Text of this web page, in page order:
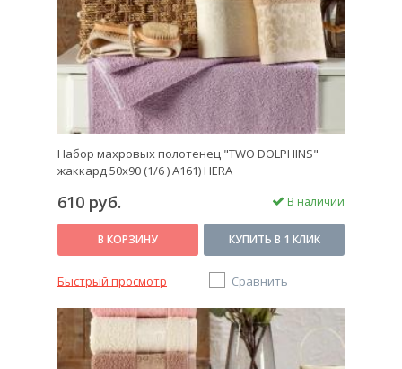
Набор махровых полотенец "TWO DOLPHINS"
жаккард 50х90 (1/6 ) A161) HERA
610 руб. В наличии
В КОРЗИНУ КУПИТЬ В 1 КЛИК
Быстрый просмотр Сравнить